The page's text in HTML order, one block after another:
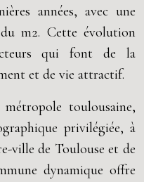
années, avec une
m2. Cette évolution
qui font de la
et de vie attractif.
toulousaine,
privilégiée, à
ville de Toulouse et de
dynamique offre